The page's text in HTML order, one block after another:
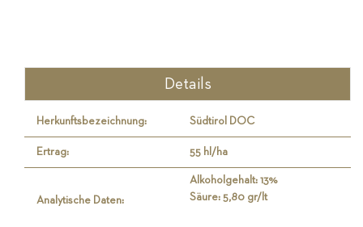
Details
Herkunftsbezeichnung: Südtirol DOC
Ertrag: 55 hl/ha
Analytische Daten:
Alkoholgehalt: 13%
Säure: 5,80 gr/lt